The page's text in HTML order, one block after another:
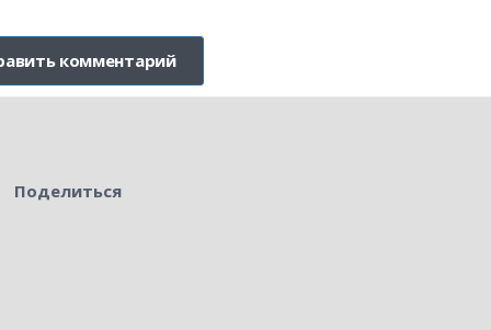
Поделиться